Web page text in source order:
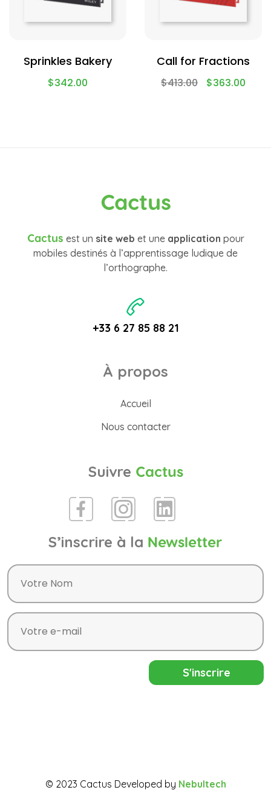
Sprinkles Bakery
$342.00
Call for Fractions
$413.00 $363.00
Cactus
Cactus est un site web et une application pour
mobiles destinés à l’apprentissage ludique de
l’orthographe.
+33 6 27 85 88 21
À propos
Accueil
Nous contacter
Suivre Cactus
S’inscrire à la Newsletter
© 2023 Cactus Developed by Nebultech